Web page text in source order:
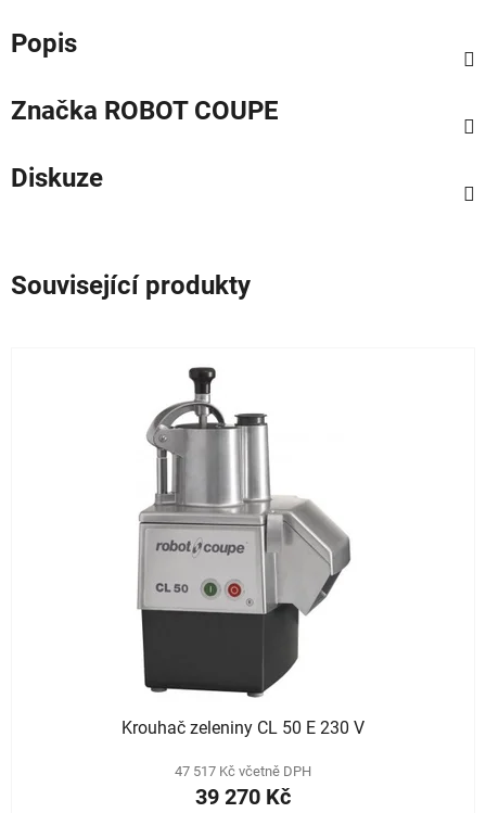
Popis
Značka ROBOT COUPE
Diskuze
Související produkty
Krouhač zeleniny CL 50 E 230 V
47 517 Kč včetně DPH
39 270 Kč